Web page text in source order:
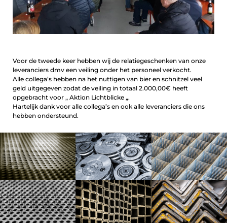
Voor de tweede keer hebben wij de relatiegeschenken van onze
leveranciers dmv een veiling onder het personeel verkocht.
Alle collega’s hebben na het nuttigen van bier en schnitzel veel
geld uitgegeven zodat de veiling in totaal 2.000,00€ heeft
opgebracht voor „ Aktion Lichtblicke „.
Hartelijk dank voor alle collega’s en ook alle leveranciers die ons
hebben ondersteund.